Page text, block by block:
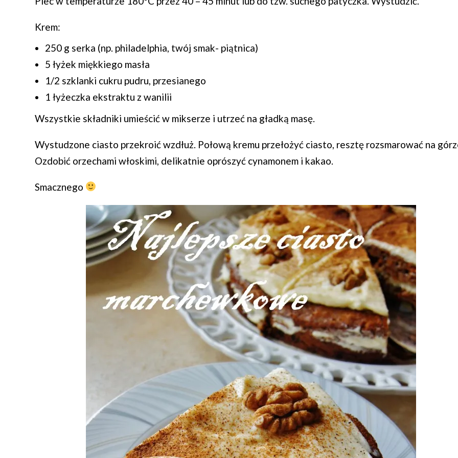
Krem:
250 g serka (np. philadelphia, twój smak- piątnica)
5 łyżek miękkiego masła
1/2 szklanki cukru pudru, przesianego
1 łyżeczka ekstraktu z wanilii
Wszystkie składniki umieścić w mikserze i utrzeć na gładką masę.
Wystudzone ciasto przekroić wzdłuż. Połową kremu przełożyć ciasto, resztę rozsmarować na
Ozdobić orzechami włoskimi, delikatnie oprószyć cynamonem i kakao.
Smacznego